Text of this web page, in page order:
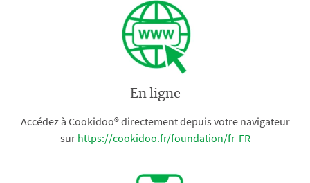
En ligne
Accédez à Cookidoo® directement depuis votre navigateur
sur https://cookidoo.fr/foundation/fr-FR